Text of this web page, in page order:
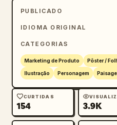
PUBLICADO
IDIOMA ORIGINAL
CATEGORIAS
Marketing de Produto Pôster /
Ilustração Personagem
CURTIDAS
154 3.9K